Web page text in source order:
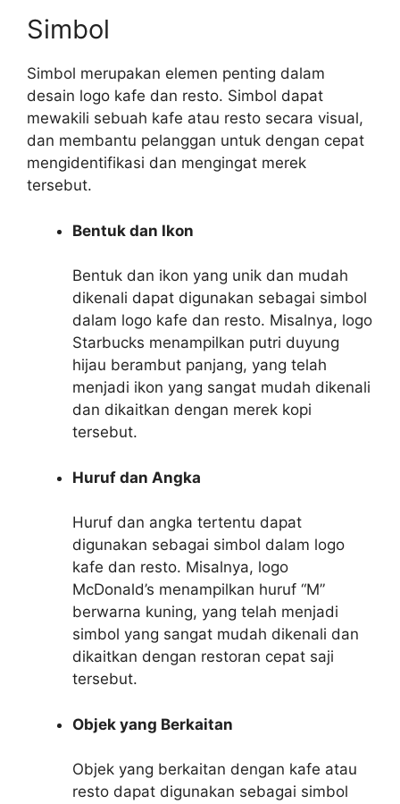
Simbol
Simbol merupakan elemen penting dalam
desain logo kafe dan resto. Simbol dapat
mewakili sebuah kafe atau resto secara visual,
dan membantu pelanggan untuk dengan cepat
mengidentifikasi dan mengingat merek
tersebut.
Bentuk dan Ikon
Bentuk dan ikon yang unik dan mudah
dikenali dapat digunakan sebagai simbol
dalam logo kafe dan resto. Misalnya, logo
Starbucks menampilkan putri duyung
hijau berambut panjang, yang telah
menjadi ikon yang sangat mudah dikenali
dan dikaitkan dengan merek kopi
tersebut.
Huruf dan Angka
Huruf dan angka tertentu dapat
digunakan sebagai simbol dalam logo
kafe dan resto. Misalnya, logo
McDonald’s menampilkan huruf “M”
berwarna kuning, yang telah menjadi
simbol yang sangat mudah dikenali dan
dikaitkan dengan restoran cepat saji
tersebut.
Objek yang Berkaitan
Objek yang berkaitan dengan kafe atau
resto dapat digunakan sebagai simbol